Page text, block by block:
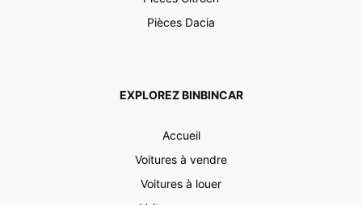
Pièces Dacia
EXPLOREZ BINBINCAR
Accueil
Voitures à vendre
Voitures à louer